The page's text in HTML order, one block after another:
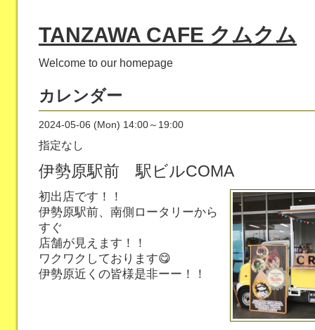
TANZAWA CAFE クムクム
Welcome to our homepage
カレンダー
2024-05-06 (Mon) 14:00～19:00
指定なし
伊勢原駅前 駅ビルCOMA
初出店です！！
伊勢原駅前、南側ロータリーから
すぐ
店舗が見えます！！
ワクワクしております😋
伊勢原近くの皆様是非ーー！！